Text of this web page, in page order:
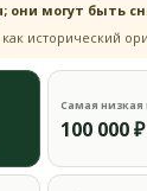
они могут быть
исторический
Самая низкая
100 000 ₽